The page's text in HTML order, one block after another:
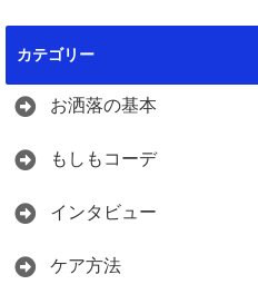
カテゴリー
お洒落の基本
もしもコーデ
インタビュー
ケア方法